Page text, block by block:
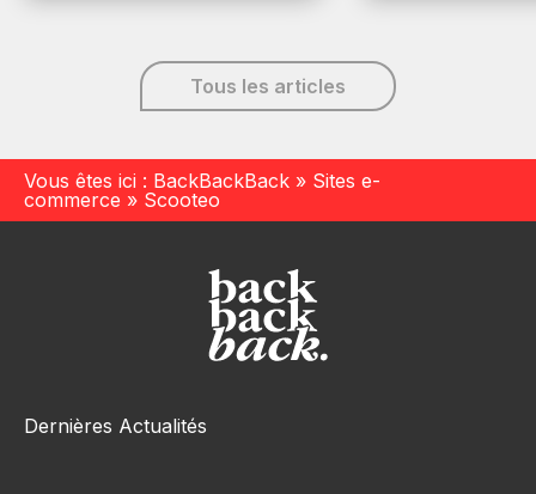
Tous les articles
Vous êtes ici : BackBackBack » Sites e-
commerce » Scooteo
Dernières Actualités